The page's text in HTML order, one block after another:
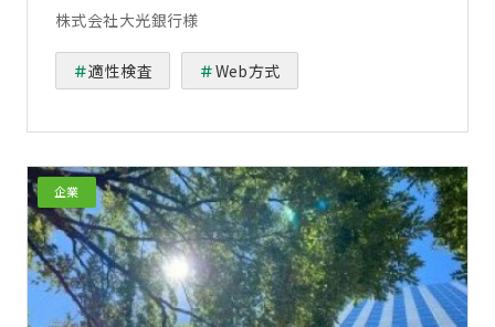
株式会社大光銀行様
適性検査 Web方式
企業